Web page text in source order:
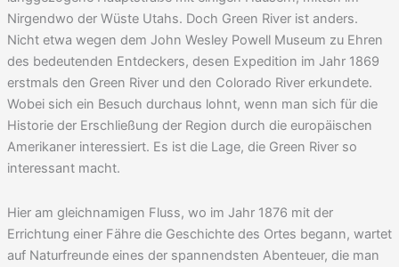
Nirgendwo der Wüste Utahs. Doch Green River ist anders.
Nicht etwa wegen dem John Wesley Powell Museum zu Ehren
des bedeutenden Entdeckers, desen Expedition im Jahr 1869
erstmals den Green River und den Colorado River erkundete.
Wobei sich ein Besuch durchaus lohnt, wenn man sich für die
Historie der Erschließung der Region durch die europäischen
Amerikaner interessiert. Es ist die Lage, die Green River so
interessant macht.
Hier am gleichnamigen Fluss, wo im Jahr 1876 mit der
Errichtung einer Fähre die Geschichte des Ortes begann, wartet
auf Naturfreunde eines der spannendsten Abenteuer, die man